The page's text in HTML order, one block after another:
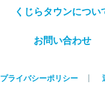
くじらタウンについ
お問い合わせ
プライバシーポリシー